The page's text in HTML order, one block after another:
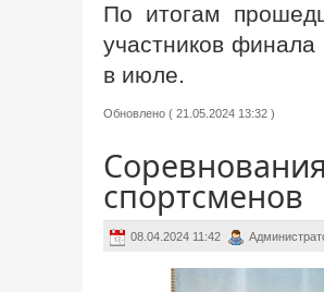
По итогам
участников
в июле.
Обновлено ( 21.05.2024 13:32 )
спортсменов
08.04.2024 11:42